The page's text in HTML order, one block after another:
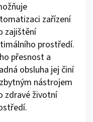
zařízení
zajištění
prostředí.
přesnost a
obsluha jej činí
nástrojem
zdravé životní